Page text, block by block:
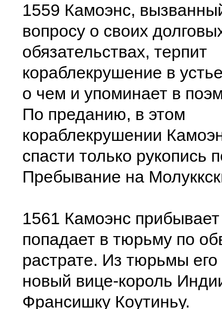
1559 Камоэнс,
вопросу о своих
обязательствах, терпит
кораблекрушение в
о чем и упоминает в
По преданию, в этом
кораблекрушении
спасти только рукопись
Пребывание на
1561 Камоэнс
попадает в тюрьму по
растрате. Из тюрьмы
новый вице-король
Франсишку Коутиньу.